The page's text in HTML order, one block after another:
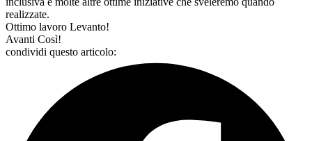
realizzate.
Ottimo lavoro Levanto!
Avanti Così!
condividi questo articolo: